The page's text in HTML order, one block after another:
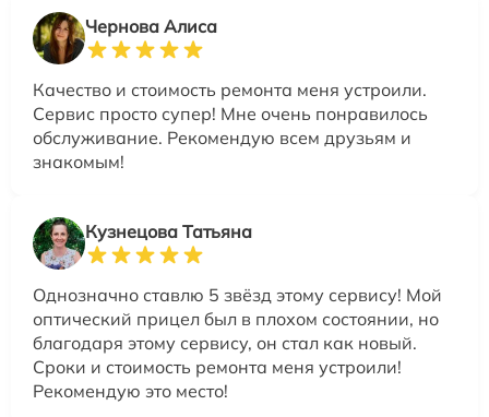
Чернова Алиса
Качество и стоимость ремонта меня устроили.
Сервис просто супер! Мне очень понравилось
обслуживание. Рекомендую всем друзьям и
знакомым!
Кузнецова Татьяна
Однозначно ставлю 5 звёзд этому сервису! Мой
оптический прицел был в плохом состоянии, но
благодаря этому сервису, он стал как новый.
Сроки и стоимость ремонта меня устроили!
Рекомендую это место!